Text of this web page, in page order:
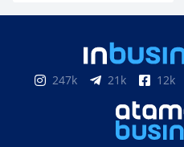
247k 21k 12k